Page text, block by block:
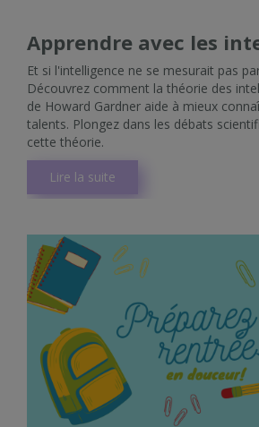
Apprendre avec les
Et si l'intelligence ne se mesurait pas
Découvrez comment la théorie des
de Howard Gardner aide à mieux
talents. Plongez dans les débats
cette théorie.
Lire la suite